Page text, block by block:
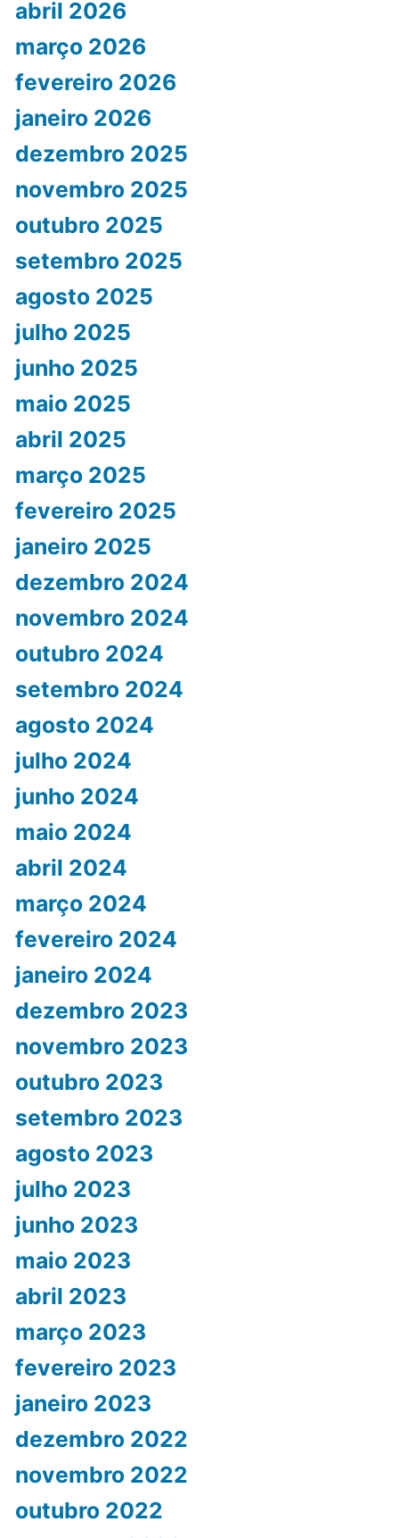
abril 2026
março 2026
fevereiro 2026
janeiro 2026
dezembro 2025
novembro 2025
outubro 2025
setembro 2025
agosto 2025
julho 2025
junho 2025
maio 2025
abril 2025
março 2025
fevereiro 2025
janeiro 2025
dezembro 2024
novembro 2024
outubro 2024
setembro 2024
agosto 2024
julho 2024
junho 2024
maio 2024
abril 2024
março 2024
fevereiro 2024
janeiro 2024
dezembro 2023
novembro 2023
outubro 2023
setembro 2023
agosto 2023
julho 2023
junho 2023
maio 2023
abril 2023
março 2023
fevereiro 2023
janeiro 2023
dezembro 2022
novembro 2022
outubro 2022